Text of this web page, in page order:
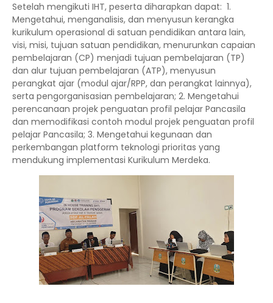
Setelah mengikuti IHT, peserta diharapkan dapat: 1.
Mengetahui, menganalisis, dan menyusun kerangka
kurikulum operasional di satuan pendidikan antara lain,
visi, misi, tujuan satuan pendidikan, menurunkan capaian
pembelajaran (CP) menjadi tujuan pembelajaran (TP)
dan alur tujuan pembelajaran (ATP), menyusun
perangkat ajar (modul ajar/RPP, dan perangkat lainnya),
serta pengorganisasian pembelajaran; 2. Mengetahui
perencanaan projek penguatan profil pelajar Pancasila
dan memodifikasi contoh modul projek penguatan profil
pelajar Pancasila; 3. Mengetahui kegunaan dan
perkembangan platform teknologi prioritas yang
mendukung implementasi Kurikulum Merdeka.